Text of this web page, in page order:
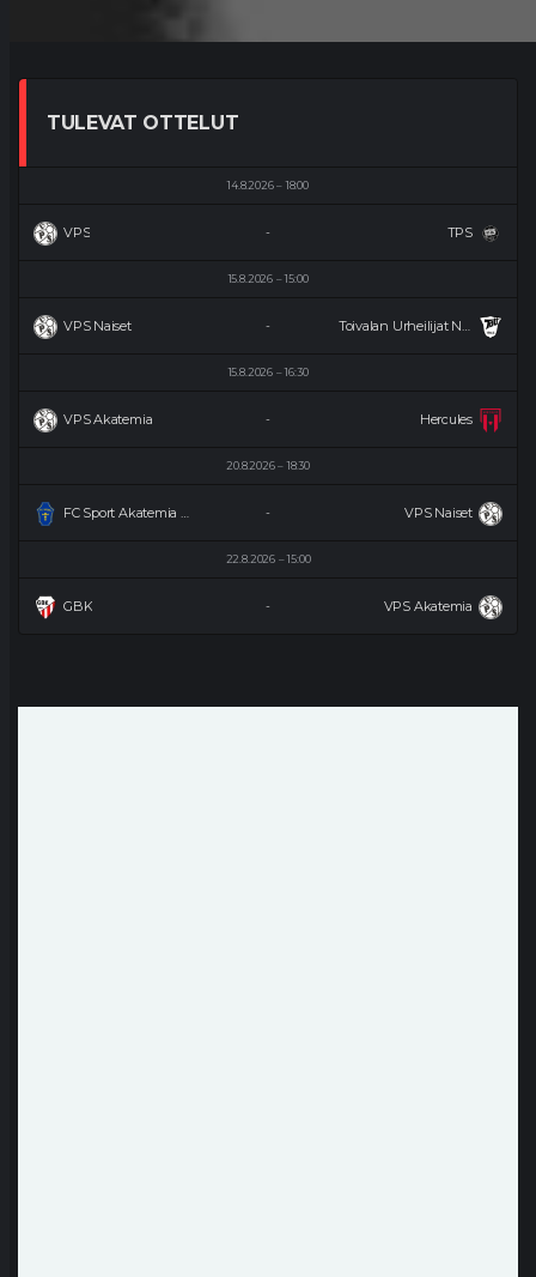
TULEVAT OTTELUT
14.8.2026 18:00
VPS TPS
-
15.8.2026 15:00
VPS Naiset Toivalan Urheilijat Naiset
-
15.8.2026 16:30
VPS Akatemia Hercules
-
20.8.2026 18:30
FC Sport Akatemia Naiset VPS Naiset
-
22.8.2026 15:00
GBK VPS Akatemia
-